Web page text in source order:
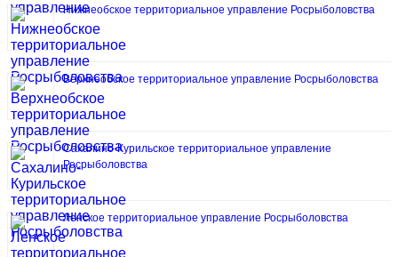
Нижнеобское территориальное управление Росрыболовства
Верхнеобское территориальное управление Росрыболовства
Сахалино-Курильское территориальное управление
Росрыболовства
Ленское территориальное управление Росрыболовства